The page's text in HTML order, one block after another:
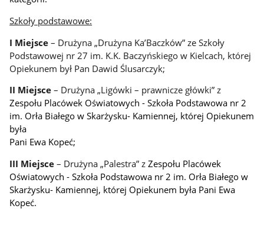
Szkoły podstawowe:
I Miejsce – Drużyna „Drużyna Ka’Baczków” ze Szkoły
Podstawowej nr 27 im. K.K. Baczyńskiego w Kielcach, której
Opiekunem był Pan Dawid Ślusarczyk;
II Miejsce – Drużyna „Ligówki – prawnicze główki” z
Zespołu Placówek Oświatowych - Szkoła Podstawowa nr 2
im. Orła Białego w Skarżysku- Kamiennej, której Opiekunem
była
Pani Ewa Kopeć;
III Miejsce – Drużyna „Palestra” zZespołu Placówek
Oświatowych - Szkoła Podstawowa nr 2 im. Orła Białego w
Skarżysku- Kamiennej, której Opiekunem była Pani Ewa
Kopeć.